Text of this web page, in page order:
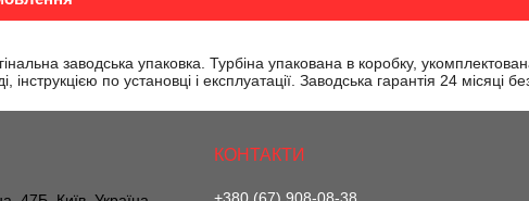
заводська упаковка. Турбіна упакована в коробку,
інструкцією по установці і експлуатації. Заводська гарантія 24 місяці